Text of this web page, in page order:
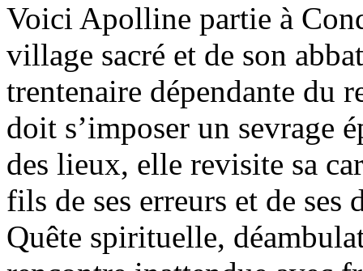
Voici Apolline partie à
village sacré et de son
trentenaire dépendante du
doit s’imposer un sevrage
des lieux, elle revisite sa
fils de ses erreurs et de ses
Quête spirituelle,